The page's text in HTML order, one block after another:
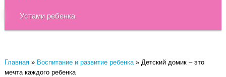
Устами ребенка
Главная» Воспитание и развитие ребенка» Детский домик – это
мечта каждого ребенка